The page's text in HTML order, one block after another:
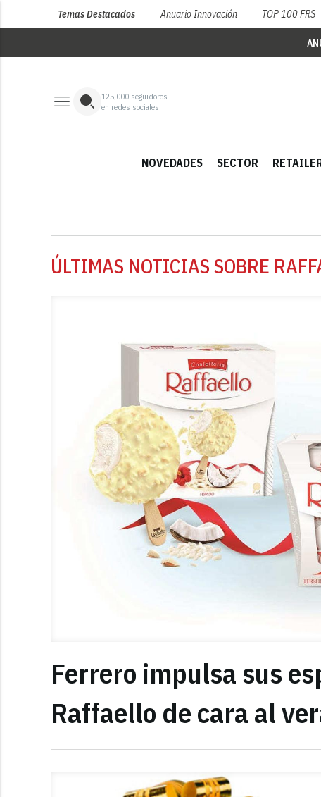
Temas Destacados Anuario Innovación TOP 100 FRS
125,000 seguidores
en redes sociales
NOVEDADES SECTOR
ÚLTIMAS NOTICIAS SOBRE
Ferrero impulsa sus
Raffaello de cara al